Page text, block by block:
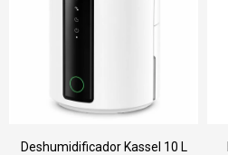
Deshumidificador Kassel 10 L